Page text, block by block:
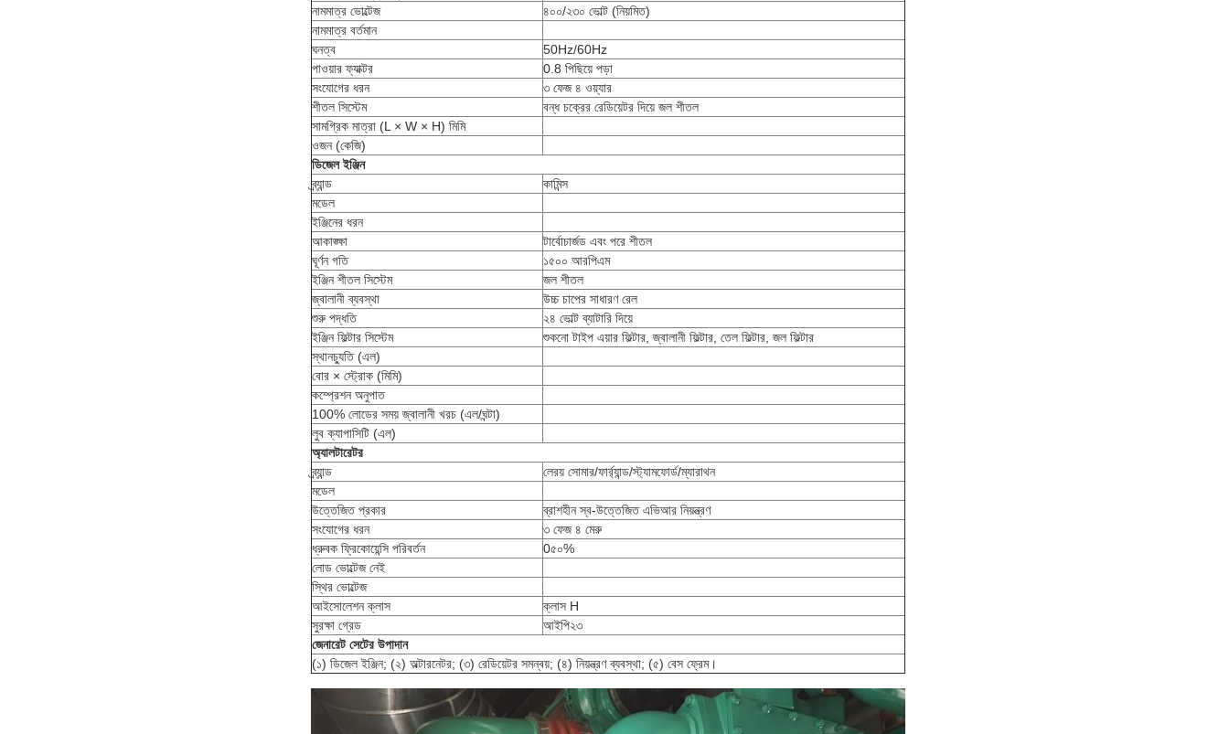
নামমাত্র ভোল্টেজ
৪০০/২৩০ ভোল্ট (নিয়মিত)
নামমাত্র বর্তমান
ঘনত্ব
50Hz/60Hz
পাওয়ার ফ্যাক্টর
0.8 পিছিয়ে পড়া
সংযোগের ধরন
৩ ফেজ ৪ ওয়্যার
শীতল সিস্টেম
বন্ধ চক্রের রেডিয়েটর দিয়ে জল শীতল
সামগ্রিক মাত্রা (L × W × H) মিমি
ওজন (কেজি)
ডিজেল ইঞ্জিন
ব্র্যান্ড
কামিন্স
মডেল
ইঞ্জিনের ধরন
আকাঙ্ক্ষা
টার্বোচার্জড এবং পরে শীতল
ঘূর্ণন গতি
১৫০০ আরপিএম
ইঞ্জিন শীতল সিস্টেম
জল শীতল
জ্বালানী ব্যবস্থা
উচ্চ চাপের সাধারণ রেল
শুরু পদ্ধতি
২৪ ভোল্ট ব্যাটারি দিয়ে
ইঞ্জিন ফিল্টার সিস্টেম
শুকনো টাইপ এয়ার ফিল্টার, জ্বালানী ফিল্টার, তেল ফিল্টার, জল ফিল্টার
স্থানচ্যুতি (এল)
বোর × স্ট্রোক (মিমি)
কম্প্রেশন অনুপাত
100% লোডের সময় জ্বালানী খরচ (এল/ঘন্টা)
লুব ক্যাপাসিটি (এল)
অ্যালটারেটর
ব্র্যান্ড
লেরয় সোমার/ফার্র্যান্ড/স্ট্যামফোর্ড/ম্যারাথন
মডেল
উত্তেজিত প্রকার
ব্রাশহীন স্ব-উত্তেজিত এভিআর নিয়ন্ত্রণ
সংযোগের ধরন
৩ ফেজ ৪ মেরু
ধ্রুবক ফ্রিকোয়েন্সি পরিবর্তন
0৫০%
লোড ভোল্টেজ নেই
স্থির ভোল্টেজ
আইসোলেশন ক্লাস
ক্লাস H
সুরক্ষা গ্রেড
আইপি২৩
জেনারেট সেটের উপাদান
(১) ডিজেল ইঞ্জিন; (২) অল্টারনেটর; (৩) রেডিয়েটর সমন্বয়; (৪) নিয়ন্ত্রণ ব্যবস্থা; (৫) বেস ফ্রেম।